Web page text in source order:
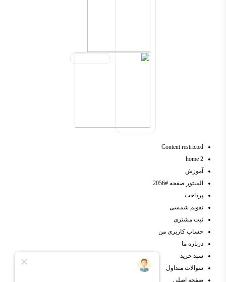
Content restricted
home 2
آموزش
المنتور صفحه #2056
پرداخت
تقویم شمسی
ثبت مشتری
حساب کاربری من
درباره ما
سبد خرید
سوالات متداول
صفحه اصلی